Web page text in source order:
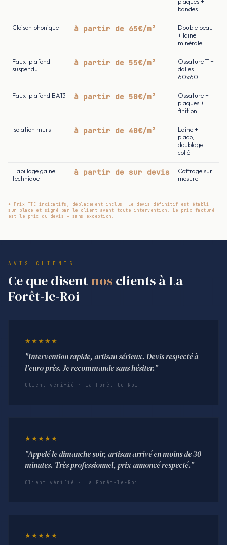
bandes
Cloison phonique à partir de 65€/m²
Double peau
+ laine
minérale
Faux-plafond
suspendu
à partir de 55€/m²
Ossature T +
dalles
60x60
Faux-plafond BA13 à partir de 50€/m²
Ossature +
plaques +
finition
Isolation murs à partir de 40€/m²
Laine +
placo,
doublage
collé
Habillage gaine
technique
à partir de sur devis
Coffrage sur
mesure
* Prix TTC indicatifs, déplacement inclus. Le devis définitif est établi
sur place et signé par le client avant toute intervention. Le prix facturé
est le prix du devis — sans exception.
AVIS CLIENTS
Ce que disent nosclients à La
Forêt-le-Roi
★★★★★
"Intervention rapide, artisan sérieux. Devis respecté à
l'euro près. Je recommande sans hésiter."
Client vérifié · La Forêt-le-Roi
★★★★★
"Appelé le dimanche soir, artisan arrivé en moins de 30
minutes. Très professionnel, prix annoncé respecté."
Client vérifié · La Forêt-le-Roi
★★★★★